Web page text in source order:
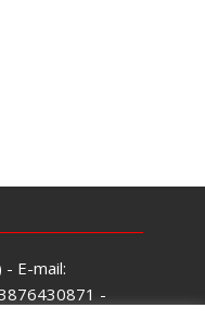
E-mail:
-